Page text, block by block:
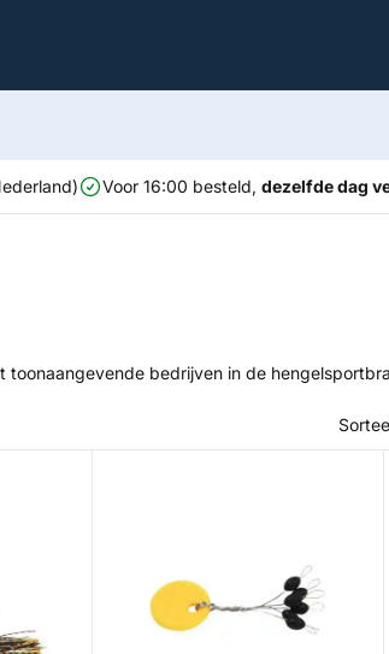
Voor 16:00 besteld, dezelfde dag
toonaangevende bedrijven in de